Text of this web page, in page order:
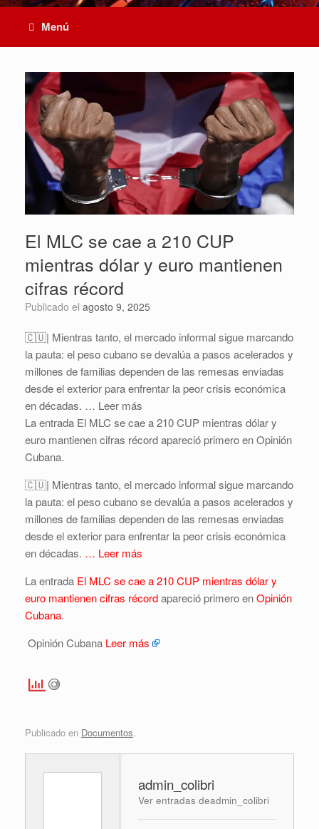
Menú
El MLC se cae a 210 CUP
mientras dólar y euro mantienen
cifras récord
Publicado el agosto 9, 2025
🇨🇺| Mientras tanto, el mercado informal sigue marcando
la pauta: el peso cubano se devalúa a pasos acelerados y
millones de familias dependen de las remesas enviadas
desde el exterior para enfrentar la peor crisis económica
en décadas. … Leer más
La entrada El MLC se cae a 210 CUP mientras dólar y
euro mantienen cifras récord apareció primero en Opinión
Cubana.
🇨🇺| Mientras tanto, el mercado informal sigue marcando
la pauta: el peso cubano se devalúa a pasos acelerados y
millones de familias dependen de las remesas enviadas
desde el exterior para enfrentar la peor crisis económica
en décadas. … Leer más
La entrada El MLC se cae a 210 CUP mientras dólar y
euro mantienen cifras récordapareció primero enOpinión
Cubana.
Opinión Cubana Leer más
Publicado en Documentos.
admin_colibri
Ver entradas deadmin_colibri